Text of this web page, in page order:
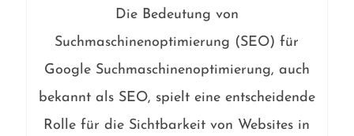
Die Bedeutung von
Suchmaschinenoptimierung (SEO) für
Google Suchmaschinenoptimierung, auch
bekannt als SEO, spielt eine entscheidende
Rolle für die Sichtbarkeit von Websites in